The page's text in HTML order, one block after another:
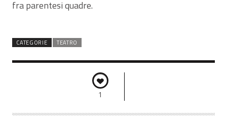
fra parentesi quadre.
CATEGORIE TEATRO
1